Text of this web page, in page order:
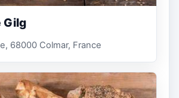
Gilg
68000 Colmar, France